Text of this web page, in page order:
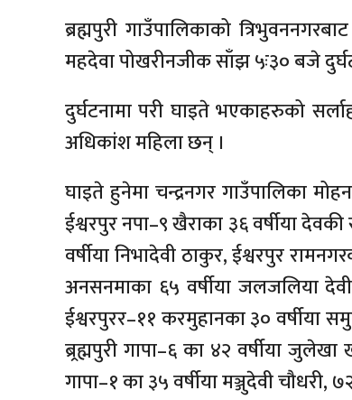
ब्रह्मपुरी गाउँपालिकाको
महदेवा पोखरीनजीक साँझ ५ः३० बजे
दुर्घटनामा परी घाइते भएकाहरुको
अधिकांश महिला छन् ।
घाइते हुनेमा चन्द्रनगर गाउँपालिका
ईश्वरपुर नपा–९ खैराका ३६ वर्षीया देवकी
वर्षीया निभादेवी ठाकुर, ईश्वरपुर
अनसनमाका ६५ वर्षीया जलजलिया
ईश्वरपुरर–११ करमुहानका ३० वर्षीया
ब्र्रह्मपुरी गापा–६ का ४२ वर्षीया
गापा–१ का ३५ वर्षीया मञ्जुदेवी